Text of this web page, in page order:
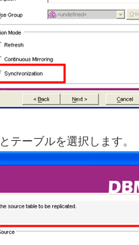
テーブルを選択します。